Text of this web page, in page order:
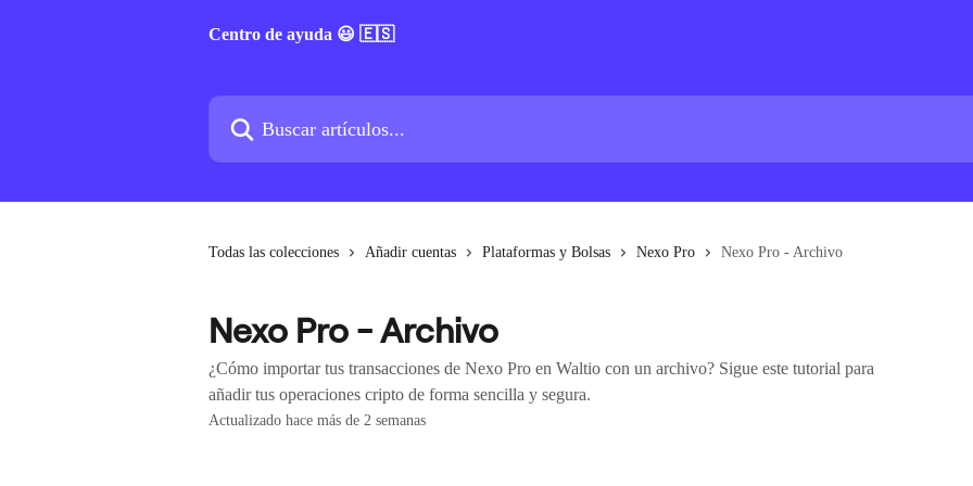
Centro de ayuda 😃 🇪🇸
Buscar artículos...
Todas las colecciones Añadir cuentas Plataformas y Bolsas Nexo Pro Nexo Pro - Archivo
Nexo Pro - Archivo
¿Cómo importar tus transacciones de Nexo Pro en Waltio con un archivo? Sigue este tutorial para
añadir tus operaciones cripto de forma sencilla y segura.
Actualizado hace más de 2 semanas